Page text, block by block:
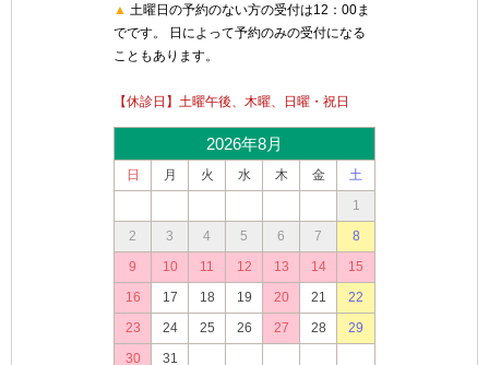
▲ 土曜日の予約のない方の受付は12：00ま
でです。 日によって予約のみの受付になる
こともあります。
【休診日】土曜午後、木曜、日曜・祝日
2026年8月
日 月 火 水 木 金
土
1
2
3 4 5 6 7
8
9
10 11 12 13 14
15
16
17 18 19 20 21
22
23
24 25 26 27 28
29
30
31